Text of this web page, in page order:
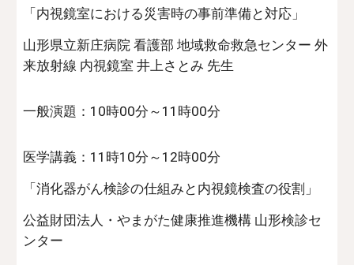
「内視鏡室における災害時の事前準備と対応」
山形県立新庄病院 看護部 地域救命救急センター 外
来放射線 内視鏡室 井上さとみ 先生
一般演題：10時00分～11時00分
医学講義：11時10分～12時00分
「消化器がん検診の仕組みと内視鏡検査の役割」
公益財団法人・やまがた健康推進機構 山形検診セ
ンター